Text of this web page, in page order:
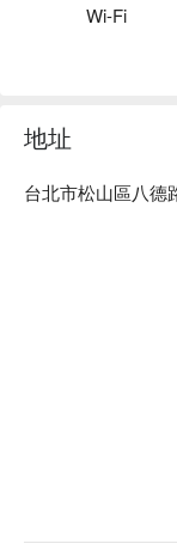
旅居文旅 松山驛
文旅 松山驛站休息
Wi-Fi
地址
台北市松山區八德